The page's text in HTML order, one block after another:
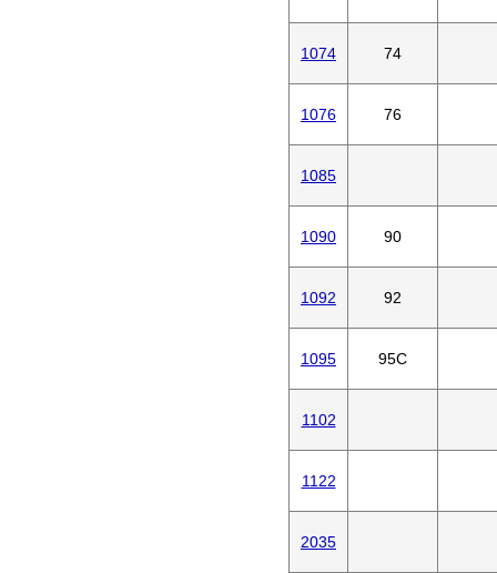
1074 74
1076 76
1085
1090 90
1092 92
1095 95C
1102
1122
2035